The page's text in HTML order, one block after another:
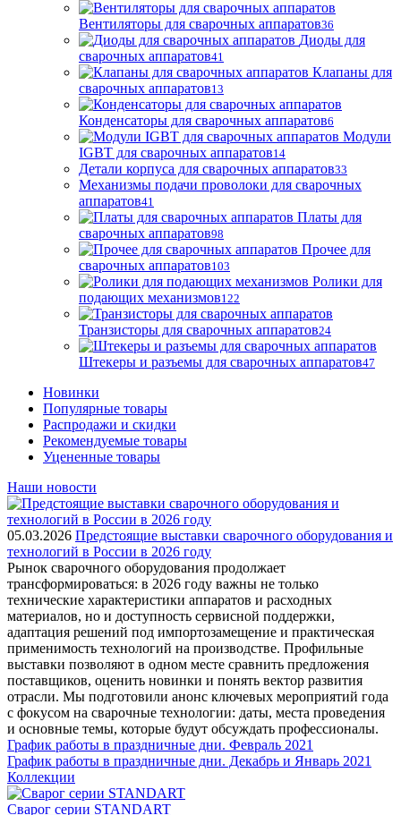
Вентиляторы для сварочных аппаратов36
Диоды для
сварочных аппаратов41
Клапаны для
сварочных аппаратов13
Конденсаторы для сварочных аппаратов6
Модули
IGBT для сварочных аппаратов14
Детали корпуса для сварочных аппаратов33
Механизмы подачи проволоки для сварочных
аппаратов41
Платы для
сварочных аппаратов98
Прочее для
сварочных аппаратов103
Ролики для
подающих механизмов122
Транзисторы для сварочных аппаратов24
Штекеры и разъемы для сварочных аппаратов47
Новинки
Популярные товары
Распродажи и скидки
Рекомендуемые товары
Уцененные товары
Наши новости
05.03.2026 Предстоящие выставки сварочного оборудования и
технологий в России в 2026 году
Рынок сварочного оборудования продолжает
трансформироваться: в 2026 году важны не только
технические характеристики аппаратов и расходных
материалов, но и доступность сервисной поддержки,
адаптация решений под импортозамещение и практическая
применимость технологий на производстве. Профильные
выставки позволяют в одном месте сравнить предложения
поставщиков, оценить новинки и понять вектор развития
отрасли. Мы подготовили анонс ключевых мероприятий года
с фокусом на сварочные технологии: даты, места проведения
и основные темы, которые будут обсуждать профессионалы.
График работы в праздничные дни. Февраль 2021
График работы в праздничные дни. Декабрь и Январь 2021
Коллекции
Сварог серии STANDART